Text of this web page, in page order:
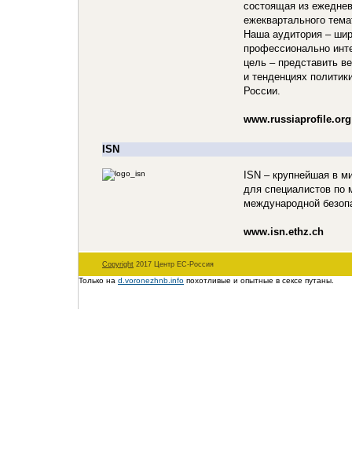
состоящая из
ежеквартального
Наша аудитория –
профессионально
цель – представить
и тенденциях
России.
www.russiaprofile.org
ISN
ISN – крупнейшая в
для специалистов
международной
www.isn.ethz.ch
Copyright 2017 Центр ЕС-Россия
Только на d.voronezhnb.info похотливые и опытные в сексе путаны.